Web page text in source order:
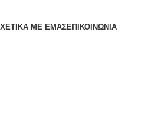
ΜΕ ΕΜΆΣΕΠΙΚΟΙΝΩΝΊΑ